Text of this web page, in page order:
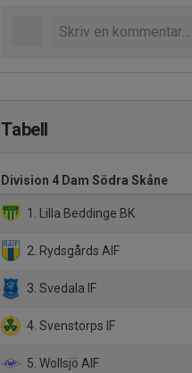
Tabell
Division 4 Dam Södra Skåne
1. Lilla Beddinge BK
2. Rydsgårds AIF
3. Svedala IF
4. Svenstorps IF
5. Wollsjö AIF